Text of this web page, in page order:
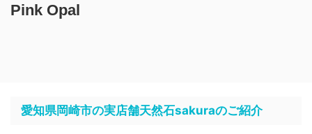
Pink Opal
愛知県岡崎市の実店舗天然石sakuraのご紹介